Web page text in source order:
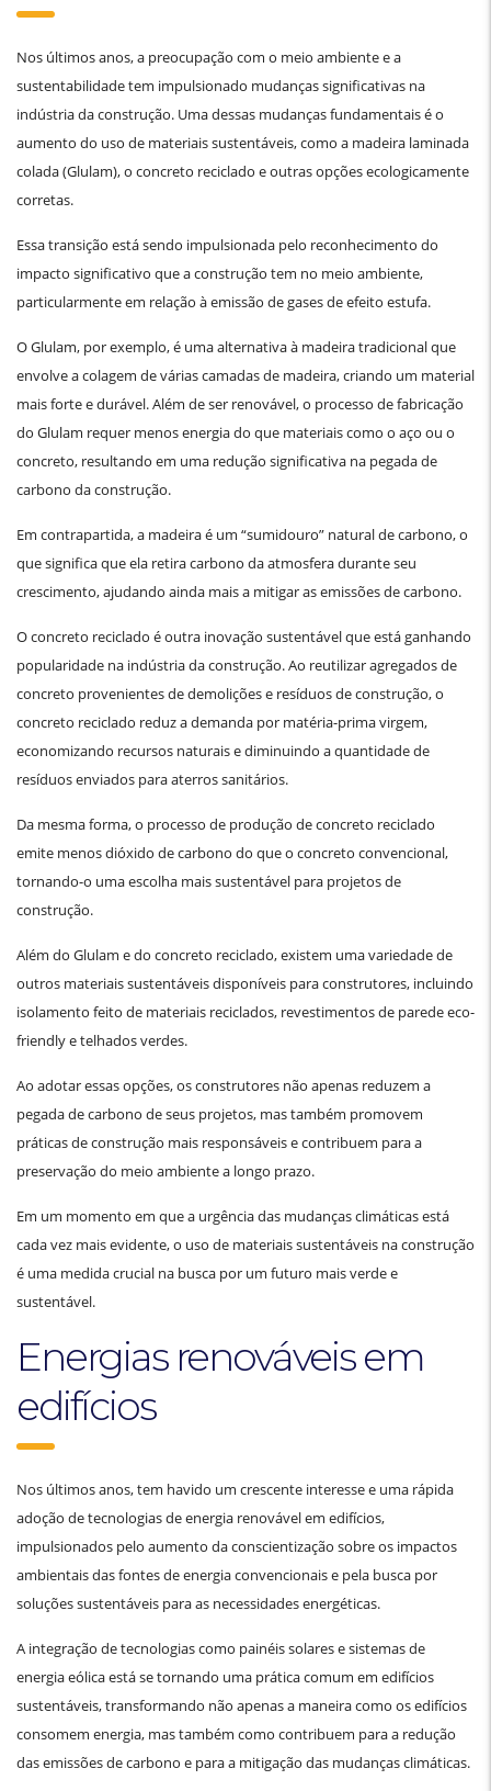
Nos últimos anos, a preocupação com o meio ambiente e a
sustentabilidade tem impulsionado mudanças significativas na
indústria da construção. Uma dessas mudanças fundamentais é o
aumento do uso de materiais sustentáveis, como a madeira laminada
colada (Glulam), o concreto reciclado e outras opções ecologicamente
corretas.
Essa transição está sendo impulsionada pelo reconhecimento do
impacto significativo que a construção tem no meio ambiente,
particularmente em relação à emissão de gases de efeito estufa.
O Glulam, por exemplo, é uma alternativa à madeira tradicional que
envolve a colagem de várias camadas de madeira, criando um material
mais forte e durável. Além de ser renovável, o processo de fabricação
do Glulam requer menos energia do que materiais como o aço ou o
concreto, resultando em uma redução significativa na pegada de
carbono da construção.
Em contrapartida, a madeira é um “sumidouro” natural de carbono, o
que significa que ela retira carbono da atmosfera durante seu
crescimento, ajudando ainda mais a mitigar as emissões de carbono.
O concreto reciclado é outra inovação sustentável que está ganhando
popularidade na indústria da construção. Ao reutilizar agregados de
concreto provenientes de demolições e resíduos de construção, o
concreto reciclado reduz a demanda por matéria-prima virgem,
economizando recursos naturais e diminuindo a quantidade de
resíduos enviados para aterros sanitários.
Da mesma forma, o processo de produção de concreto reciclado
emite menos dióxido de carbono do que o concreto convencional,
tornando-o uma escolha mais sustentável para projetos de
construção.
Além do Glulam e do concreto reciclado, existem uma variedade de
outros materiais sustentáveis disponíveis para construtores, incluindo
isolamento feito de materiais reciclados, revestimentos de parede eco-
friendly e telhados verdes.
Ao adotar essas opções, os construtores não apenas reduzem a
pegada de carbono de seus projetos, mas também promovem
práticas de construção mais responsáveis e contribuem para a
preservação do meio ambiente a longo prazo.
Em um momento em que a urgência das mudanças climáticas está
cada vez mais evidente, o uso de materiais sustentáveis na construção
é uma medida crucial na busca por um futuro mais verde e
sustentável.
Energias renováveis em
edifícios
Nos últimos anos, tem havido um crescente interesse e uma rápida
adoção de tecnologias de energia renovável em edifícios,
impulsionados pelo aumento da conscientização sobre os impactos
ambientais das fontes de energia convencionais e pela busca por
soluções sustentáveis para as necessidades energéticas.
A integração de tecnologias como painéis solares e sistemas de
energia eólica está se tornando uma prática comum em edifícios
sustentáveis, transformando não apenas a maneira como os edifícios
consomem energia, mas também como contribuem para a redução
das emissões de carbono e para a mitigação das mudanças climáticas.